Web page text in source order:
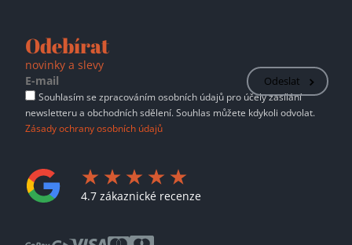
Odebírat
novinky a slevy
Odeslat
Souhlasím se zpracováním osobních údajů pro účely zasílání
newsletteru a obchodních sdělení. Souhlas můžete kdykoli odvolat.
Zásady ochrany osobních údajů
4.7 zákaznické recenze